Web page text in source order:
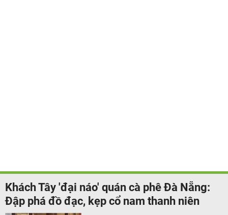
Khách Tây 'đại náo' quán cà phê Đà Nẵng:
Đập phá đồ đạc, kẹp cổ nam thanh niên